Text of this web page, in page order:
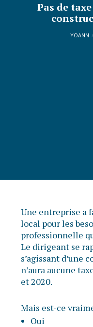
Pas de
YOANN
Une entreprise a
local pour les
professionnelle
Le dirigeant se
s’agissant d’une
n’aura aucune
et 2020.
Mais est-ce
Oui